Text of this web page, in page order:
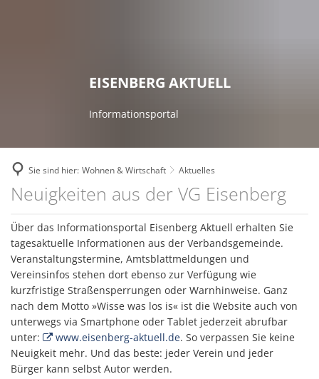
Stellenausschreibungen
Online - Dienste
Interne Meldestelle für
Kommunale
Leistungen von A bis Z
Fachbereiche
Interaktiver Haushalt
Digitale Dörfer
Fairtrade Verbandsgemeinde
KuLaDig
LEADER – Förderprojekt der
Radverkehrskonzept
Zukunftsinitiative
Erlebnistouren
Theater
Veranstaltungskalender
Museen
Vereine
Wandertrilogie
Aktuelles
Familien
Bauen und Wohnen
Wirtschaftsförderung
Einkaufen
Versorgungsunternehmen
Kommunale Einrichtungen
Kulturzweckverband
Zweckverband Neunmärker
EISENBERG AKTUELL
Informationsportal
Sie sind hier: Wohnen & Wirtschaft Aktuelles
Aktuelles
Neuigkeiten aus der VG Eisenberg
Über das Informationsportal Eisenberg Aktuell erhalten Sie
tagesaktuelle Informationen aus der Verbandsgemeinde.
Veranstaltungstermine, Amtsblattmeldungen und
Vereinsinfos stehen dort ebenso zur Verfügung wie
kurzfristige Straßensperrungen oder Warnhinweise. Ganz
nach dem Motto »Wisse was los is« ist die Website auch von
unterwegs via Smartphone oder Tablet jederzeit abrufbar
unter:
www.eisenberg-aktuell.de. So verpassen Sie keine
Neuigkeit mehr. Und das beste: jeder Verein und jeder
Bürger kann selbst Autor werden.